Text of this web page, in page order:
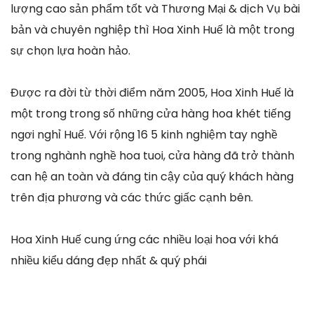
lượng cao sản phẩm tốt và Thương Mại & dịch Vụ bài
bản và chuyên nghiệp thì Hoa Xinh Huế là một trong
sự chọn lựa hoàn hảo.
Được ra đời từ thời điểm năm 2005, Hoa Xinh Huế là
một trong trong số những cửa hàng hoa khét tiếng
ngơi nghỉ Huế. Với rộng 16 5 kinh nghiệm tay nghề
trong nghành nghề hoa tuoi, cửa hàng đã trở thành
can hệ an toàn và đáng tin cậy của quý khách hàng
trên địa phương và các thức giấc cạnh bên.
Hoa Xinh Huế cung ứng các nhiều loại hoa với khá
nhiều kiểu dáng đẹp nhất & quý phái